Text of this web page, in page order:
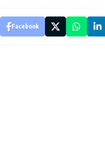
Facebook